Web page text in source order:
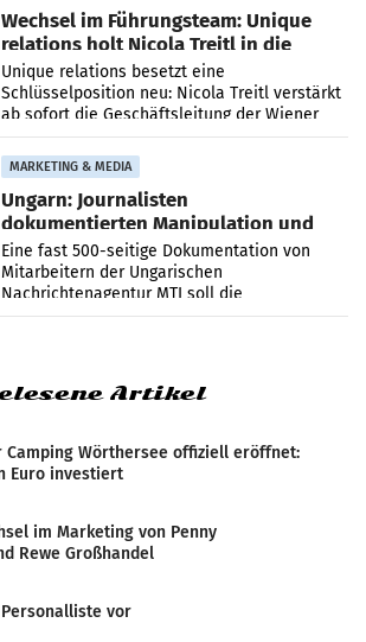
Wechsel im Führungsteam: Unique
relations holt Nicola Treitl in die
Geschäftsleitung
Unique relations besetzt eine
Schlüsselposition neu: Nicola Treitl verstärkt
ab sofort die Geschäftsleitung der Wiener
PR-Agentur an der Seite von Josef Kalina und
Anna Kalina-Mahr.
MARKETING & MEDIA
Ungarn: Journalisten
dokumentierten Manipulation und
Zensur
Eine fast 500-seitige Dokumentation von
Mitarbeitern der Ungarischen
Nachrichtenagentur MTI soll die
systematische Nachrichten-Manipulation und
Artikel
Camping Wörthersee offiziell eröffnet:
Euro investiert
im Marketing von Penny
Rewe Großhandel
Personalliste vor